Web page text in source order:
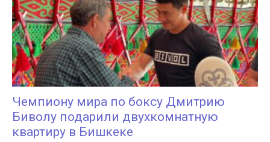
Чемпиону мира по боксу Дмитрию
Биволу подарили двухкомнатную
квартиру в Бишкеке